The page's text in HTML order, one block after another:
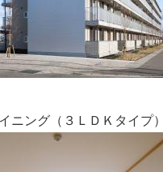
ング（３ＬＤＫタイプ